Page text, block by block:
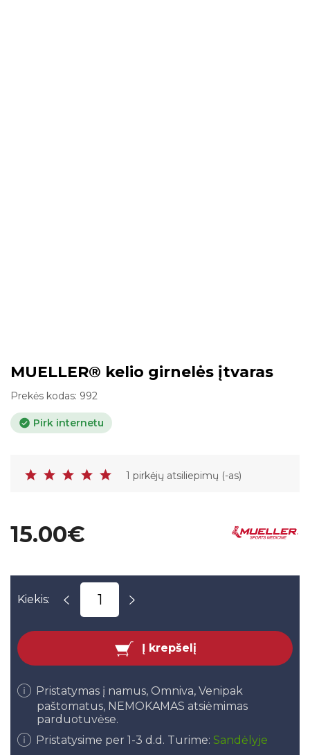
MUELLER® kelio girnelės įtvaras
Prekės kodas: 992
Pirk internetu
1 pirkėjų atsiliepimų (-as)
15.00€
Kiekis:
Į krepšelį
Pristatymas į namus, Omniva, Venipak
paštomatus, NEMOKAMAS atsiėmimas
parduotuvėse.
Pristatysime per 1-3 d.d. Turime: Sandėlyje